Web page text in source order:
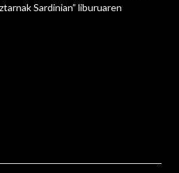
Sardinian” liburuaren